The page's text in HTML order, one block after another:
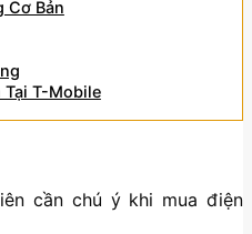
Cơ Bản
Tại T-Mobile
cần chú ý khi mua điện